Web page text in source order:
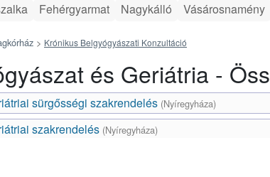
Fehérgyarmat Nagykálló Vásárosnamény
> Krónikus Belgyógyászati Konzultáció
és Geriátria -
sürgősségi szakrendelés (Nyíregyháza)
szakrendelés (Nyíregyháza)